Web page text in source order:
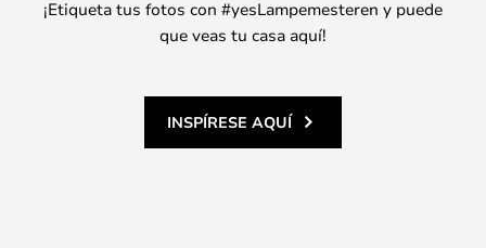
¡Etiqueta tus fotos con #yesLampemesteren y puede
que veas tu casa aquí!
INSPÍRESE AQUÍ